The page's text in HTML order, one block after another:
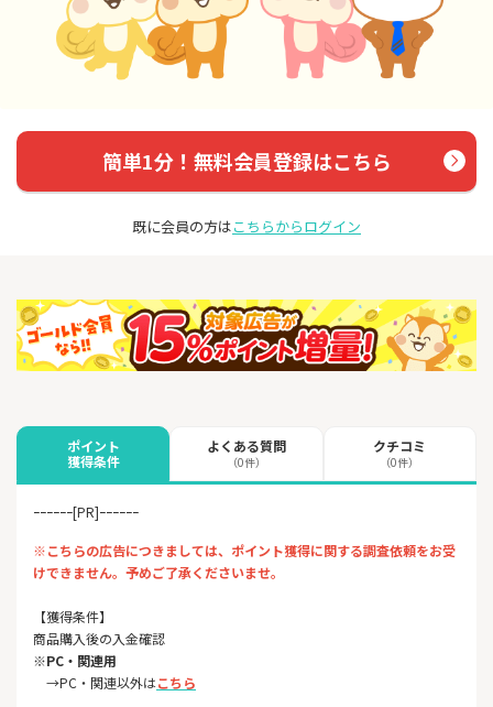
簡単1分！無料会員登録はこちら
既に会員の方はこちらからログイン
ポイント
獲得条件
よくある質問
（0件）
クチコミ
（0件）
ｰｰｰｰｰｰ[PR]ｰｰｰｰｰｰ
※こちらの広告につきましては、ポイント獲得に関する調査依頼をお受
けできません。予めご了承くださいませ。
【獲得条件】
商品購入後の入金確認
※PC・関連用
​​​​​ →PC・関連以外はこちら